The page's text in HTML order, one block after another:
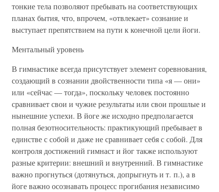
тонкие тела позволяют пребывать на соответствующих
планах бытия, что, впрочем, «отвлекает» сознание и
выступает препятствием на пути к конечной цели йоги.
Ментальный уровень
В гимнастике всегда присутствует элемент соревнования,
создающий в сознании двойственности типа «я — они»
или «сейчас — тогда», поскольку человек постоянно
сравнивает свои и чужие результаты или свои прошлые и
нынешние успехи. В йоге же исходно предполагается
полная безотносительность: практикующий пребывает в
единстве с собой и даже не сравнивает себя с собой. Для
контроля достижений гимнаст и йог также используют
разные критерии: внешний и внутренний. В гимнастике
важно прогнуться (дотянуться, допрыгнуть и т. п.), а в
йоге важно осознавать процесс прогибания независимо